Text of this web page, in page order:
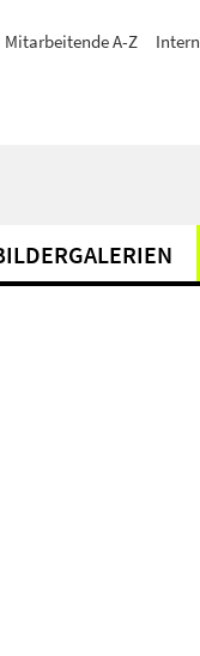
Mitarbeitende A-Z Intern